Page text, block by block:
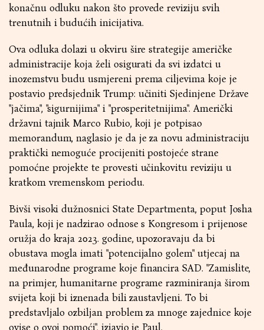
konačnu odluku nakon što provede reviziju svih
trenutnih i budućih inicijativa.
Ova odluka dolazi u okviru šire strategije američke
administracije koja želi osigurati da svi izdatci u
inozemstvu budu usmjereni prema ciljevima koje je
postavio predsjednik Trump: učiniti Sjedinjene Države
"jačima", "sigurnijima" i "prosperitetnijima". Američki
državni tajnik Marco Rubio, koji je potpisao
memorandum, naglasio je da je za novu administraciju
praktički nemoguće procijeniti postojeće strane
pomoćne projekte te provesti učinkovitu reviziju u
kratkom vremenskom periodu.
Bivši visoki dužnosnici State Departmenta, poput Josha
Paula, koji je nadzirao odnose s Kongresom i prijenose
oružja do kraja 2023. godine, upozoravaju da bi
obustava mogla imati "potencijalno golem" utjecaj na
međunarodne programe koje financira SAD. "Zamislite,
na primjer, humanitarne programe razminiranja širom
svijeta koji bi iznenada bili zaustavljeni. To bi
predstavljalo ozbiljan problem za mnoge zajednice koje
ovise o ovoj pomoći", izjavio je Paul.